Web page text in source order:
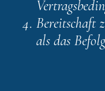
Bereitschaft
als das